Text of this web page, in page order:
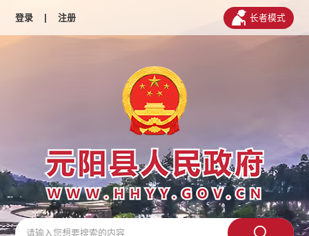
登录 | 注册 长者模式